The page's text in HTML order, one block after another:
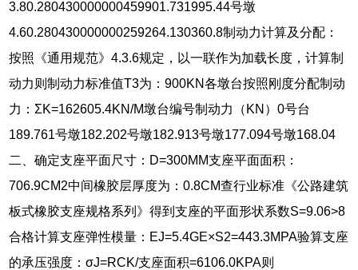
3.80.280430000000459901.731995.44号墩
4.60.280430000000259264.130360.8制动力计算及分配：
按照《通用规范》4.3.6规定，以一联作为加载长度，计算制
动力则制动力标准值T3为：900KN各墩台按照刚度分配制动
力：ΣK=162605.4KN/M墩台编号制动力（KN）0号台
189.761号墩182.202号墩182.913号墩177.094号墩168.04
二、确定支座平面尺寸：D=300MM支座平面面积：
706.9CM2中间橡胶层厚度为：0.8CM查行业标准《公路建筑
板式橡胶支座规格系列》得到支座的平面形状系数S=9.06>8
合格计算支座弹性模量：EJ=5.4GE×S2=443.3MPA验算支座
的承压强度：σJ=RCK/支座面积=6106.0KPA则